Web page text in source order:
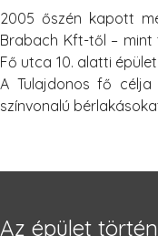
2005 őszén kapott
Brabach Kft-től – mint
Fő utca 10. alatti
A Tulajdonos fő
színvonalú
Az épület